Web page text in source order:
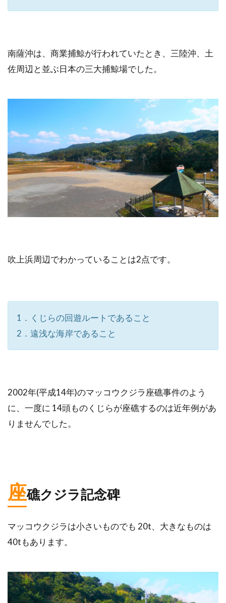
南薩沖は、商業捕鯨が行われていたとき、三陸沖、土
佐周辺と並ぶ日本の三大捕鯨場でした。
吹上浜周辺でわかっていることは2点です。
1．くじらの回遊ルートであること
2．遠浅な海岸であること
2002年(平成14年)のマッコウクジラ座礁事件のよう
に、一度に 14頭ものくじらが座礁するのは近年例があ
りませんでした。
座礁クジラ記念碑
マッコウクジラは小さいものでも 20t、大きなものは
40tもあります。